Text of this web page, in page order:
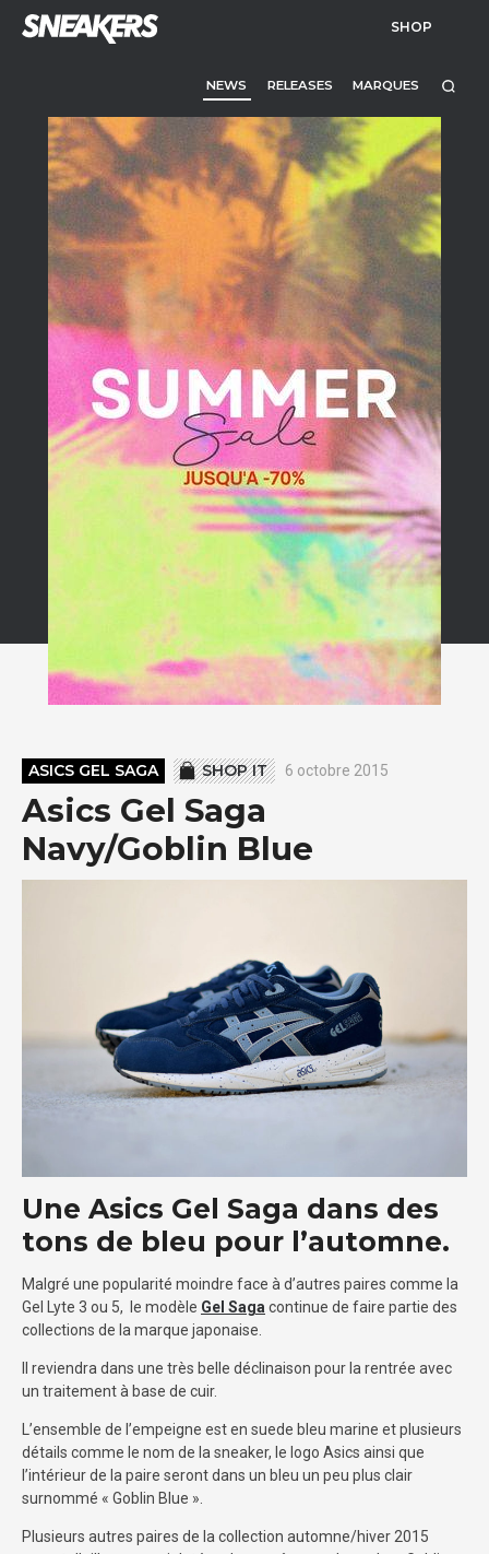
SHOP
NEWS RELEASES MARQUES
ASICS GEL SAGA SHOP IT 6 octobre 2015
Asics Gel Saga
Navy/Goblin Blue
Une Asics Gel Saga dans des
tons de bleu pour l’automne.
Malgré une popularité moindre face à d’autres paires comme la
Gel Lyte 3 ou 5, le modèle Gel Saga continue de faire partie des
collections de la marque japonaise.
Il reviendra dans une très belle déclinaison pour la rentrée avec
un traitement à base de cuir.
L’ensemble de l’empeigne est en suede bleu marine et plusieurs
détails comme le nom de la sneaker, le logo Asics ainsi que
l’intérieur de la paire seront dans un bleu un peu plus clair
surnommé « Goblin Blue ».
Plusieurs autres paires de la collection automne/hiver 2015